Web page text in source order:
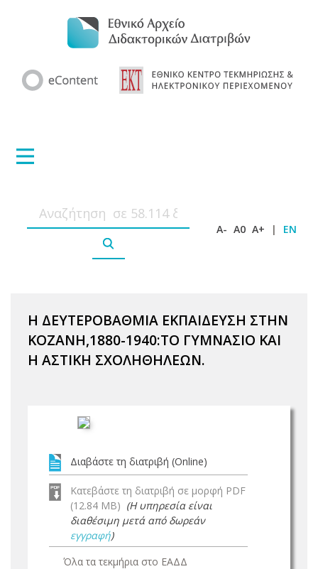
A- A0 A+ | EN
Η ΔΕΥΤΕΡΟΒΑΘΜΙΑ ΕΚΠΑΙΔΕΥΣΗ ΣΤΗΝ
ΚΟΖΑΝΗ,1880-1940:ΤΟ ΓΥΜΝΑΣΙΟ ΚΑΙ
Η ΑΣΤΙΚΗ ΣΧΟΛΗΘΗΛΕΩΝ.
Διαβάστε τη διατριβή (Online)
Κατεβάστε τη διατριβή σε μορφή PDF
(12.84 MB) (Η υπηρεσία είναι
διαθέσιμη μετά από δωρεάν
εγγραφή)
Όλα τα τεκμήρια στο ΕΑΔΔ